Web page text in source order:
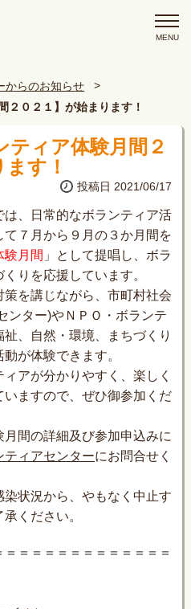
からのお知らせ
２０２１】が始まります！
ティア体験月間２
す！
投稿日 2021/06/17
、日常的なボランティア活
７月から９月の３か月間を
験月間 」として提唱し、ボラ
りを応援しています。
を講じながら、市町村社会
ンター)やＮＰＯ・ボランテ
、自然・環境、まちづくり
が体験できます。
アが分かりやすく、楽しく
ますので、ぜひ御参加くだ
間の詳細及び参加申込みに
ティアセンターにお問合せく
状況から、やもなく中止す
ください。
＝＝＝＝＝＝＝＝＝＝＝＝